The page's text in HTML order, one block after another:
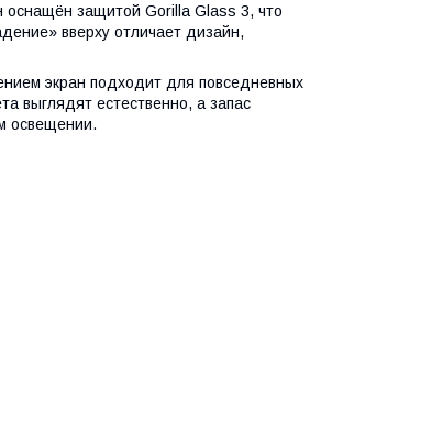
оснащён защитой Gorilla Glass 3, что
вверху отличает дизайн,
экран подходит для повседневных
выглядят естественно, а запас
освещении.